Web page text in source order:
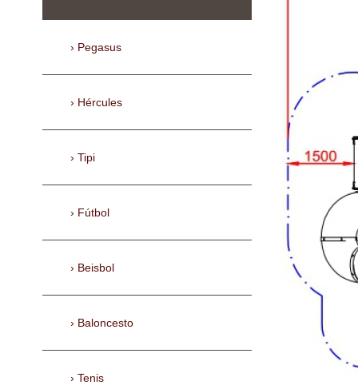
Pegasus
Hércules
Tipi
Fútbol
Beisbol
Baloncesto
Tenis